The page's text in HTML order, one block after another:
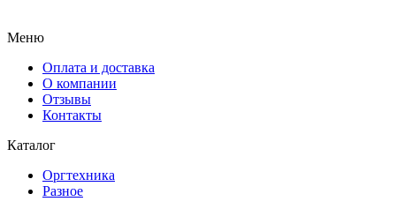
Меню
Оплата и доставка
О компании
Отзывы
Контакты
Каталог
Оргтехника
Разное